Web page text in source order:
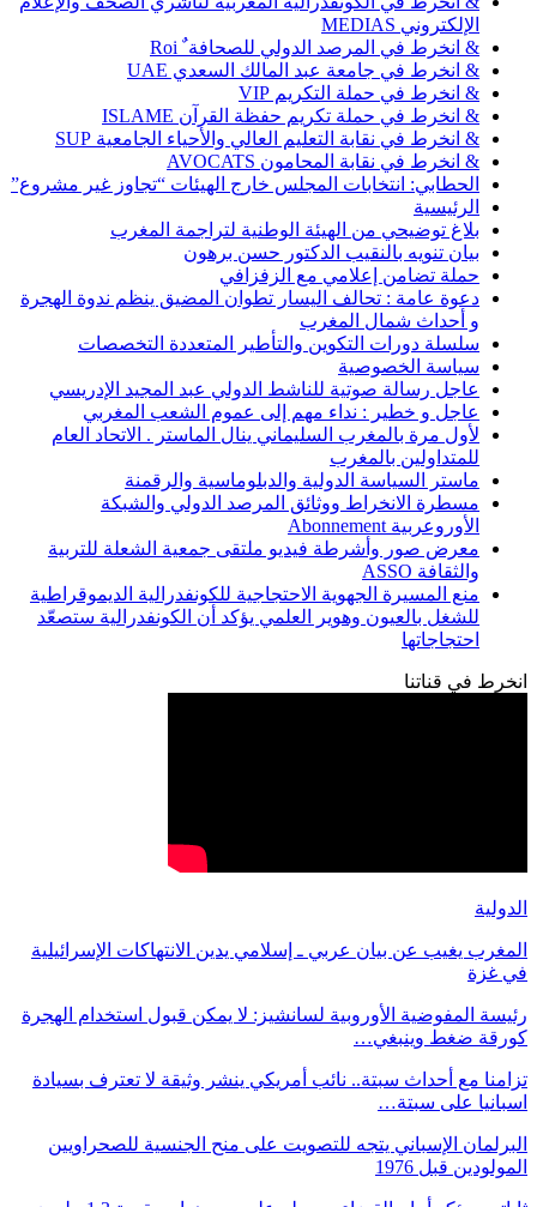
الإلكتروني MEDIAS
& انخرط في المرصد الدولي للصحافة ٌ Roi
& انخرط في جامعة عبد المالك السعدي UAE
& انخرط في حملة التكريم VIP
& انخرط في حملة تكريم حفظة القرآن ISLAME
& انخرط في نقابة التعليم العالي والأحياء الجامعية SUP
& انخرط في نقابة المحامون AVOCATS
الحطابي: انتخابات المجلس خارج الهيئات “تجاوز غير مشروع”
الرئيسية
بلاغ توضيحي من الهيئة الوطنية لتراجمة المغرب
بيان تنويه بالنقيب الدكتور حسن برهون
حملة تضامن إعلامي مع الزفزافي
دعوة عامة : تحالف اليسار تطوان المضيق ينظم ندوة الهجرة
و أحداث شمال المغرب
سلسلة دورات التكوين والتأطير المتعددة التخصصات
سياسة الخصوصية
عاجل رسالة صوتية للناشط الدولي عبد المجيد الإدريسي
عاجل و خطير : نداء مهم إلى عموم الشعب المغربي
لأول مرة بالمغرب السليماني ينال الماستر . الاتحاد العام
للمتداولين بالمغرب
ماستر السياسة الدولية والدبلوماسية والرقمنة
مسطرة الانخراط ووثائق المرصد الدولي والشبكة
الأوروعربية Abonnement
معرض صور وأشرطة فيديو ملتقى جمعية الشعلة للتربية
والثقافة ASSO
منع المسيرة الجهوية الاحتجاجية للكونفدرالية الديموقراطية
للشغل بالعيون وهوير العلمي يؤكد أن الكونفدرالية ستصعّد
احتجاجاتها
انخرط في قناتنا
الدولية
المغرب يغيب عن بيان عربي ـ إسلامي يدين الانتهاكات الإسرائيلية
في غزة
رئيسة المفوضية الأوروبية لسانشيز: لا يمكن قبول استخدام الهجرة
كورقة ضغط وينبغي…
تزامنا مع أحداث سبتة.. نائب أمريكي ينشر وثيقة لا تعترف بسيادة
اسبانيا على سبتة…
البرلمان الإسباني يتجه للتصويت على منح الجنسية للصحراويين
المولودين قبل 1976